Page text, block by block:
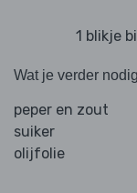
1 blikje
Wat je verder
peper en zout
suiker
olijfolie